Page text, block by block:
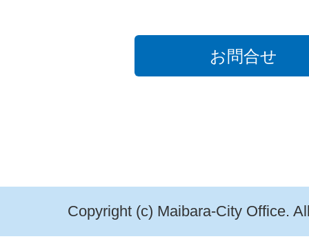
お問合せ
Copyright (c) Maibara-City Office.